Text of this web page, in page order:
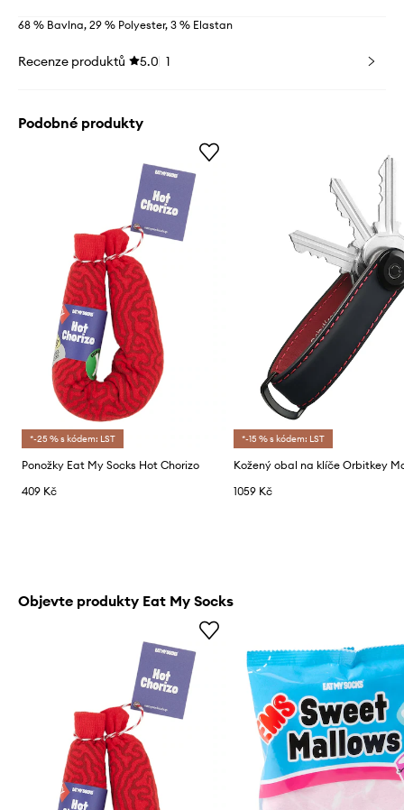
68 % Bavlna, 29 % Polyester, 3 % Elastan
Recenze produktů 5.0 1
Podobné produkty
*-25 % s kódem: LST
Ponožky Eat My Socks Hot Chorizo
409 Kč
*-15 % s kódem: LST
1059 Kč
Objevte produkty Eat My Socks